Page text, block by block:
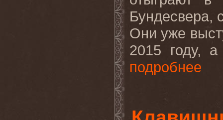
Бундесвера,
Они уже
2015 году,
подробнее